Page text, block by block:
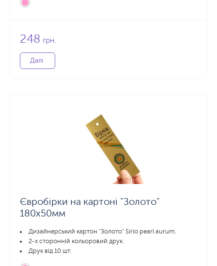
248 грн.
Далі
Євробірки на картоні "Золото"
180x50мм
Дизайнерський картон "Золото" Sirio pearl aurum.
2-х сторонній кольоровий друк.
Друк від 10 шт.